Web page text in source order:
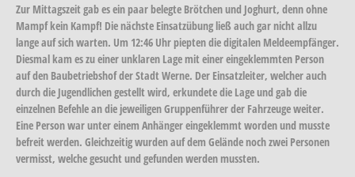
Zur Mittagszeit gab es ein paar belegte Brötchen und Joghurt, denn ohne
Mampf kein Kampf! Die nächste Einsatzübung ließ auch gar nicht allzu
lange auf sich warten. Um 12:46 Uhr piepten die digitalen Meldeempfänger.
Diesmal kam es zu einer unklaren Lage mit einer eingeklemmten Person
auf den Baubetriebshof der Stadt Werne. Der Einsatzleiter, welcher auch
durch die Jugendlichen gestellt wird, erkundete die Lage und gab die
einzelnen Befehle an die jeweiligen Gruppenführer der Fahrzeuge weiter.
Eine Person war unter einem Anhänger eingeklemmt worden und musste
befreit werden. Gleichzeitig wurden auf dem Gelände noch zwei Personen
vermisst, welche gesucht und gefunden werden mussten.